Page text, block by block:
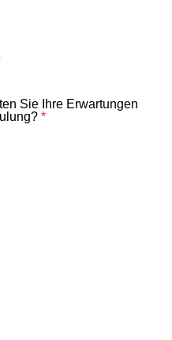
Sie Ihre Erwartungen
*